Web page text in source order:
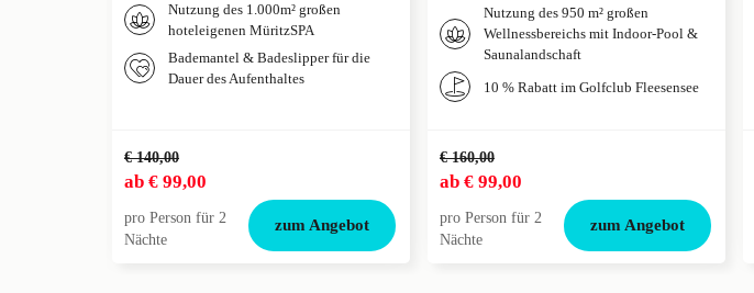
Nutzung des 1.000m² großen
hoteleigenen MüritzSPA
Bademantel & Badeslipper für die
Dauer des Aufenthaltes
€ 140,00
ab € 99,00
pro Person für 2
Nächte
zum Angebot
Nutzung des 950 m² großen
Wellnessbereichs mit Indoor-Pool &
Saunalandschaft
10 % Rabatt im Golfclub Fleesensee
€ 160,00
ab € 99,00
pro Person für 2
Nächte
zum Angebot